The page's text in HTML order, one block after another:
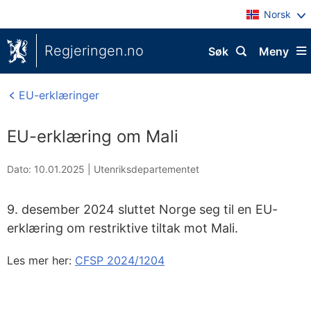
Norsk
Regjeringen.no Meny
Søk
EU-erklæringer
EU-erklæring om Mali
Dato: 10.01.2025 Utenriksdepartementet
9. desember 2024 sluttet Norge seg til en EU-
erklæring om restriktive tiltak mot Mali.
Les mer her: CFSP 2024/1204